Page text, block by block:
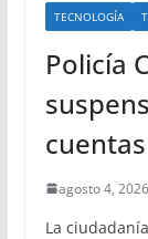
TECNOLOGÍA
Policía
agosto 4, 2026
La